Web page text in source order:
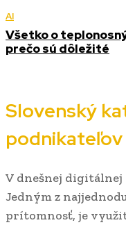
AI
Všetko o
prečo sú dôležité
Slovenský
podnikateľov
V dnešnej
Jedným z
prítomnosť, je